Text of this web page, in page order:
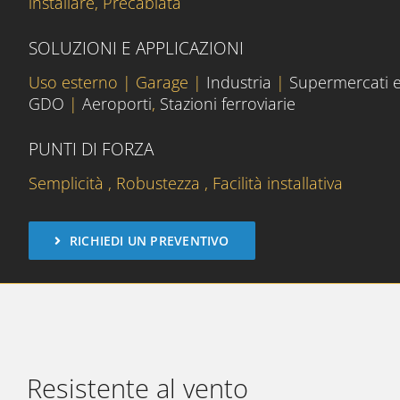
SOLUZIONI E APPLICAZIONI
Uso esterno | Garage | Industria | Supermercati
GDO | Aeroporti, Stazioni ferroviarie
PUNTI DI FORZA
Semplicità , Robustezza , Facilità installativa
RICHIEDI UN PREVENTIVO
Resistente al vento